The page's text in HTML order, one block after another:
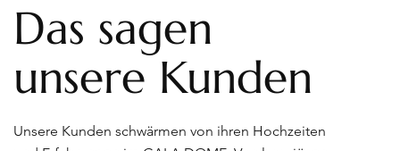
Das sagen
unsere Kunden
Unsere Kunden schwärmen von ihren Hochzeiten